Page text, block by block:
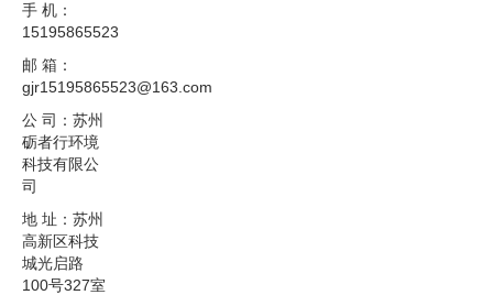
手 机：
15195865523
邮 箱：
gjr15195865523@163.com
公 司：苏州
砺者行环境
科技有限公
司
地 址：苏州
高新区科技
城光启路
100号327室